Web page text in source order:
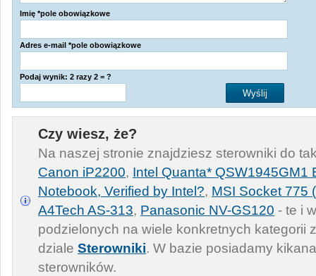
Imię *pole obowiązkowe
Adres e-mail *pole obowiązkowe
Podaj wynik: 2 razy 2 = ?
Czy wiesz, że?
Na naszej stronie znajdziesz sterowniki do
Canon iP2200, Intel Quanta* QSW1945GM1
Notebook, Verified by Intel?, MSI Socket 775
A4Tech AS-313, Panasonic NV-GS120 - te i
podzielonych na wiele konkretnych kategorii
dziale Sterowniki. W bazie posiadamy
sterowników.